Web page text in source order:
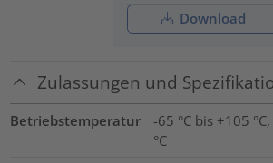
Download
Zulassungen und
Betriebstemperatur
-65 °C bis +105
°C